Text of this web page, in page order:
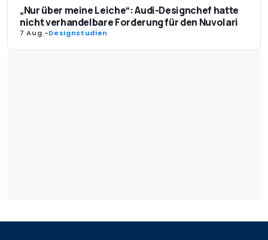
„Nur über meine Leiche“: Audi-Designchef hatte
nicht verhandelbare Forderung für den Nuvolari
7 Aug.-Designstudien